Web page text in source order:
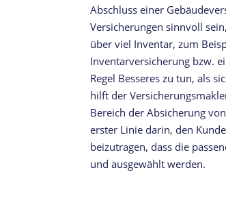
Abschluss einer
Versicherungen sinnvoll
über viel Inventar, zum
Inventarversicherung bzw.
Regel Besseres zu tun, als
hilft der
Bereich der Absicherung
erster Linie darin, den
beizutragen, dass die
und ausgewählt werden.